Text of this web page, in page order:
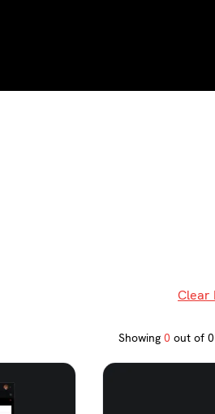
Clear
Showing 0 out of 0